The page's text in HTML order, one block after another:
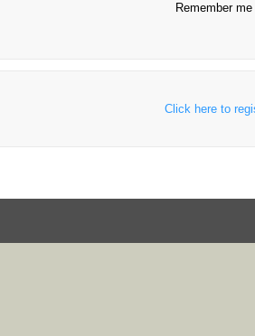
Remember
Click here to